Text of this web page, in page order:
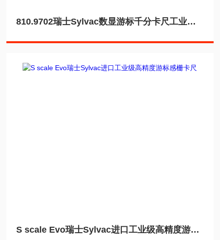
810.9702瑞士Sylvac数显游标千分卡尺工业级高精度
S scale Evo瑞士Sylvac进口工业级高精度游标感栅卡尺